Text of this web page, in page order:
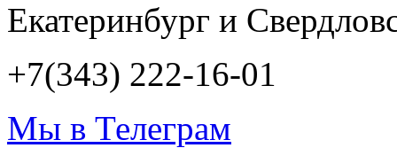
Екатеринбург и
+7(343) 222-16-01
Мы в Телеграм